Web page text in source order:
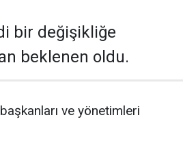
bir değişikliğe
beklenen oldu.
ve yönetimleri